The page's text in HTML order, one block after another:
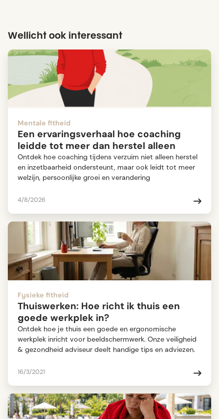
Wellicht ook interessant
Mentale fitheid
Een ervaringsverhaal hoe coaching
leidde tot meer dan herstel alleen
Ontdek hoe coaching tijdens verzuim niet alleen herstel
en inzetbaarheid ondersteunt, maar ook leidt tot meer
welzijn, persoonlijke groei en verandering
4/8/2026
Fysieke fitheid
Thuiswerken: Hoe richt ik thuis een
goede werkplek in?
Ontdek hoe je thuis een goede en ergonomische
werkplek inricht voor beeldschermwerk. Onze veiligheid
& gezondheid adviseur deelt handige tips en adviezen.
16/3/2021